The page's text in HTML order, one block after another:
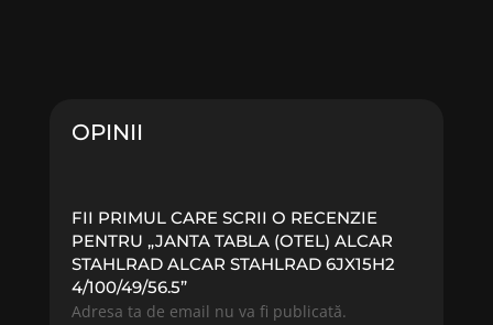
OPINII
FII PRIMUL CARE SCRII O RECENZIE
PENTRU „JANTA TABLA (OTEL) ALCAR
STAHLRAD ALCAR STAHLRAD 6JX15H2
4/100/49/56.5”
Adresa ta de email nu va fi publicată.